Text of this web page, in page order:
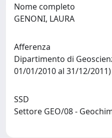
Nome completo
GENONI, LAURA
Afferenza
Dipartimento di
01/01/2010 al 31/12/2011)
SSD
Settore GEO/08 -